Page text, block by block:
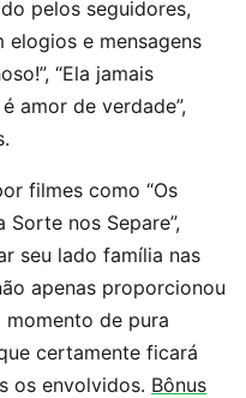
pelos seguidores,
e mensagens
“Ela jamais
amor de verdade”,
filmes como “Os
Sorte nos Separe”,
seu lado família nas
apenas proporcionou
momento de pura
certamente ficará
os envolvidos. Bônus